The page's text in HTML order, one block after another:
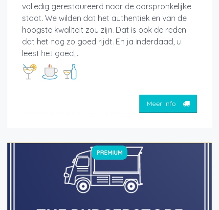
volledig gerestaureerd naar de oorspronkelijke
staat. We wilden dat het authentiek en van de
hoogste kwaliteit zou zijn. Dat is ook de reden
dat het nog zo goed rijdt. En ja inderdaad, u
leest het goed,...
Meer info
PREMIUM